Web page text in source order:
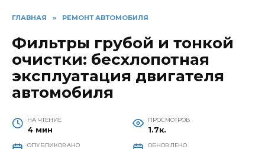
ГЛАВНАЯ » РЕМОНТ АВТОМОБИЛЯ
Фильтры грубой и тонкой
очистки: бесхлопотная
эксплуатация двигателя
автомобиля
НА ЧТЕНИЕ
4 мин
ПРОСМОТРОВ
1.7к.
ОПУБЛИКОВАНО ОБНОВЛЕНО